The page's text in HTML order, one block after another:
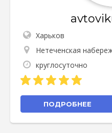
Харьков
Нетеченская
круглосуточно
ПОДРОБНЕЕ